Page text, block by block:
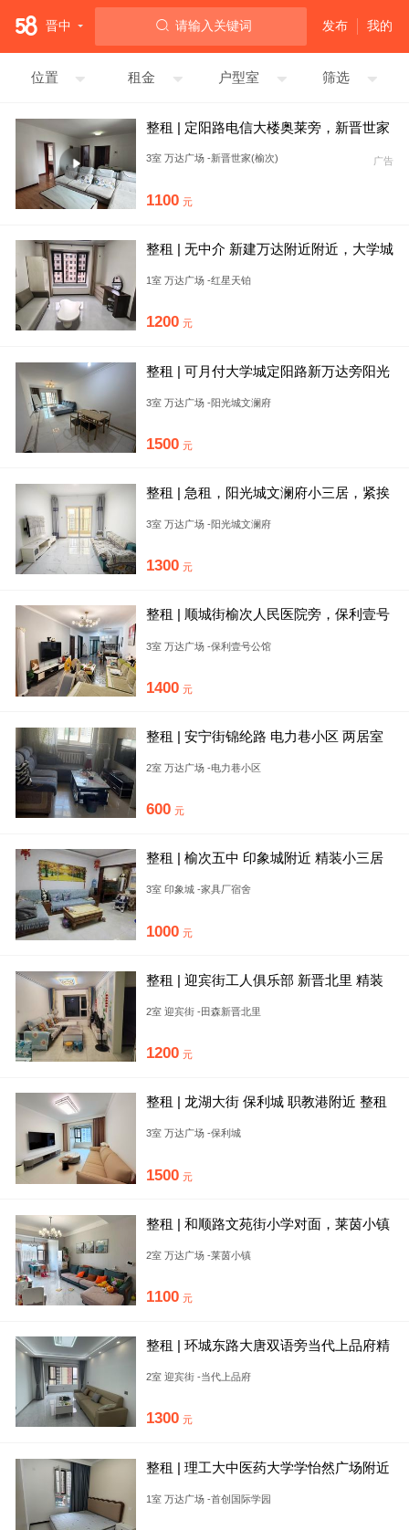
晋中 请输入关键词 发布 我的
位置 租金 户型室 筛选
整租 | 定阳路电信大楼奥莱旁，新晋世家
3室 万达广场 -新晋世家(榆次) 广告
1100 元
整租 | 无中介 新建万达附近附近，大学城
1室 万达广场 -红星天铂
1200 元
整租 | 可月付大学城定阳路新万达旁阳光
3室 万达广场 -阳光城文澜府
1500 元
整租 | 急租，阳光城文澜府小三居，紧挨
3室 万达广场 -阳光城文澜府
1300 元
整租 | 顺城街榆次人民医院旁，保利壹号
3室 万达广场 -保利壹号公馆
1400 元
整租 | 安宁街锦纶路 电力巷小区 两居室
2室 万达广场 -电力巷小区
600 元
整租 | 榆次五中 印象城附近 精装小三居
3室 印象城 -家具厂宿舍
1000 元
整租 | 迎宾街工人俱乐部 新晋北里 精装
2室 迎宾街 -田森新晋北里
1200 元
整租 | 龙湖大街 保利城 职教港附近 整租
3室 万达广场 -保利城
1500 元
整租 | 和顺路文苑街小学对面，莱茵小镇
2室 万达广场 -莱茵小镇
1100 元
整租 | 环城东路大唐双语旁当代上品府精
2室 迎宾街 -当代上品府
1300 元
整租 | 理工大中医药大学学怡然广场附近
1室 万达广场 -首创国际学园